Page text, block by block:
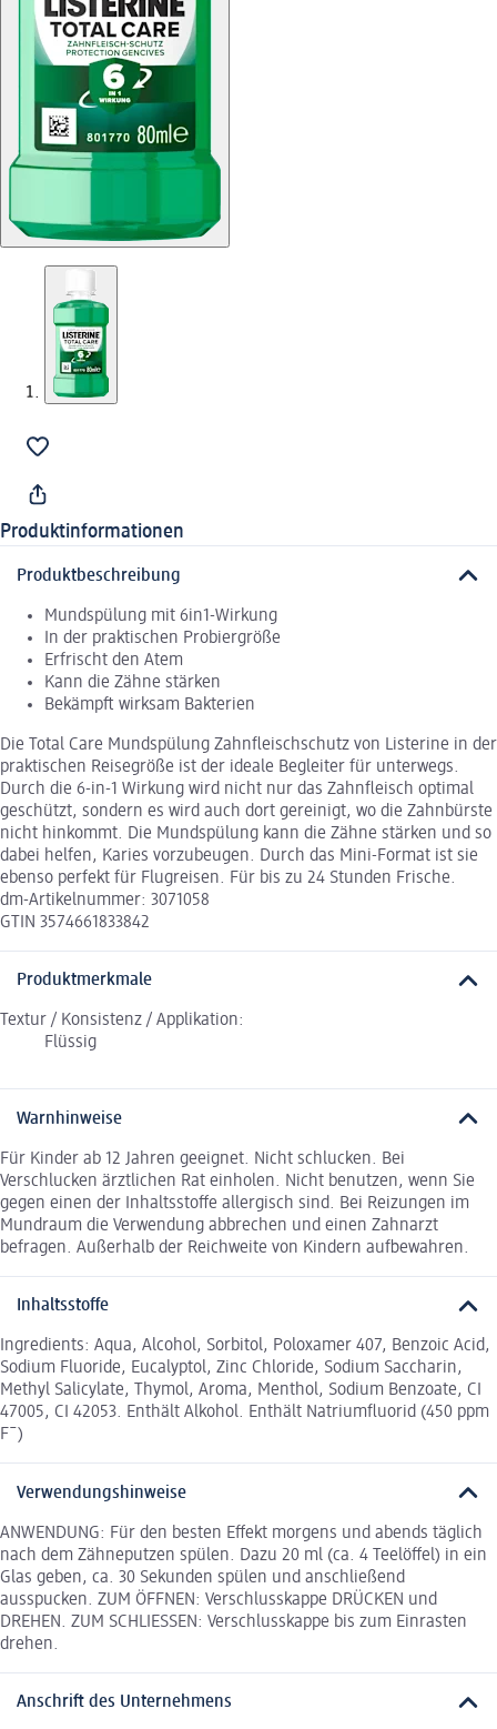
Produktinformationen
Produktbeschreibung
Mundspülung mit 6in1-Wirkung
In der praktischen Probiergröße
Erfrischt den Atem
Kann die Zähne stärken
Bekämpft wirksam Bakterien
Die Total Care Mundspülung Zahnfleischschutz von Listerine in der
praktischen Reisegröße ist der ideale Begleiter für unterwegs.
Durch die 6-in-1 Wirkung wird nicht nur das Zahnfleisch optimal
geschützt, sondern es wird auch dort gereinigt, wo die Zahnbürste
nicht hinkommt. Die Mundspülung kann die Zähne stärken und so
dabei helfen, Karies vorzubeugen. Durch das Mini-Format ist sie
ebenso perfekt für Flugreisen. Für bis zu 24 Stunden Frische.
dm-Artikelnummer: 3071058
GTIN 3574661833842
Produktmerkmale
Textur / Konsistenz / Applikation:
Flüssig
Warnhinweise
Für Kinder ab 12 Jahren geeignet. Nicht schlucken. Bei
Verschlucken ärztlichen Rat einholen. Nicht benutzen, wenn Sie
gegen einen der Inhaltsstoffe allergisch sind. Bei Reizungen im
Mundraum die Verwendung abbrechen und einen Zahnarzt
befragen. Außerhalb der Reichweite von Kindern aufbewahren.
Inhaltsstoffe
Ingredients: Aqua, Alcohol, Sorbitol, Poloxamer 407, Benzoic Acid,
Sodium Fluoride, Eucalyptol, Zinc Chloride, Sodium Saccharin,
Methyl Salicylate, Thymol, Aroma, Menthol, Sodium Benzoate, CI
47005, CI 42053. Enthält Alkohol. Enthält Natriumfluorid (450 ppm
F¯)
Verwendungshinweise
ANWENDUNG: Für den besten Effekt morgens und abends täglich
nach dem Zähneputzen spülen. Dazu 20 ml (ca. 4 Teelöffel) in ein
Glas geben, ca. 30 Sekunden spülen und anschließend
ausspucken. ZUM ÖFFNEN: Verschlusskappe DRÜCKEN und
DREHEN. ZUM SCHLIESSEN: Verschlusskappe bis zum Einrasten
drehen.
Anschrift des Unternehmens